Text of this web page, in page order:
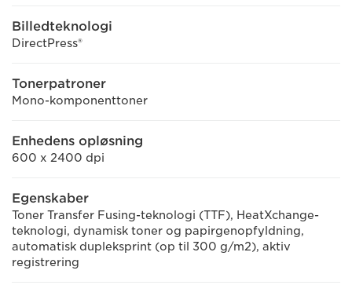
Billedteknologi
DirectPress®
Tonerpatroner
Mono-komponenttoner
Enhedens opløsning
600 x 2400 dpi
Egenskaber
Toner Transfer Fusing-teknologi (TTF), HeatXchange-
teknologi, dynamisk toner og papirgenopfyldning,
automatisk dupleksprint (op til 300 g/m2), aktiv
registrering